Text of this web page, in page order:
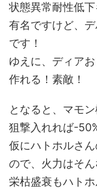
状態異常耐性低
有名ですけど、
です！
ゆえに、ディア
作れる！素敵！
となると、マモ
狙撃入れれば-
仮にハトホルさ
ので、火力はそん
栄枯盛衰もハト